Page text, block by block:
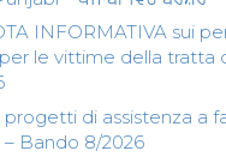
INFORMATIVA sui
le vittime della tratta
di assistenza a
Bando 8/2026